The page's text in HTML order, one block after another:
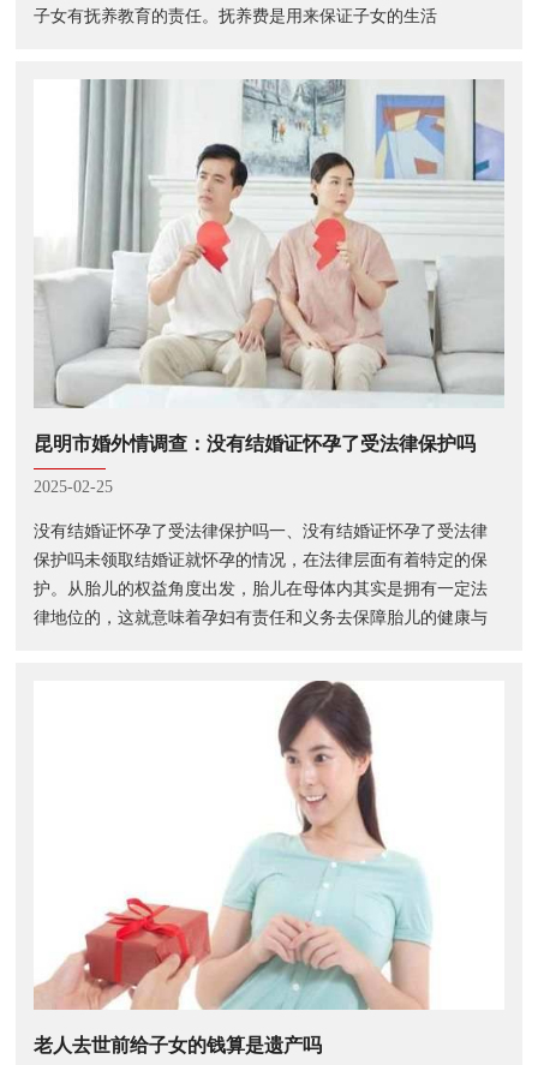
子女有抚养教育的责任。抚养费是用来保证子女的生活
昆明市婚外情调查：没有结婚证怀孕了受法律保护吗
2025-02-25
没有结婚证怀孕了受法律保护吗一、没有结婚证怀孕了受法律
保护吗未领取结婚证就怀孕的情况，在法律层面有着特定的保
护。从胎儿的权益角度出发，胎儿在母体内其实是拥有一定法
律地位的，这就意味着孕妇有责任和义务去保障胎儿的健康与
老人去世前给子女的钱算是遗产吗